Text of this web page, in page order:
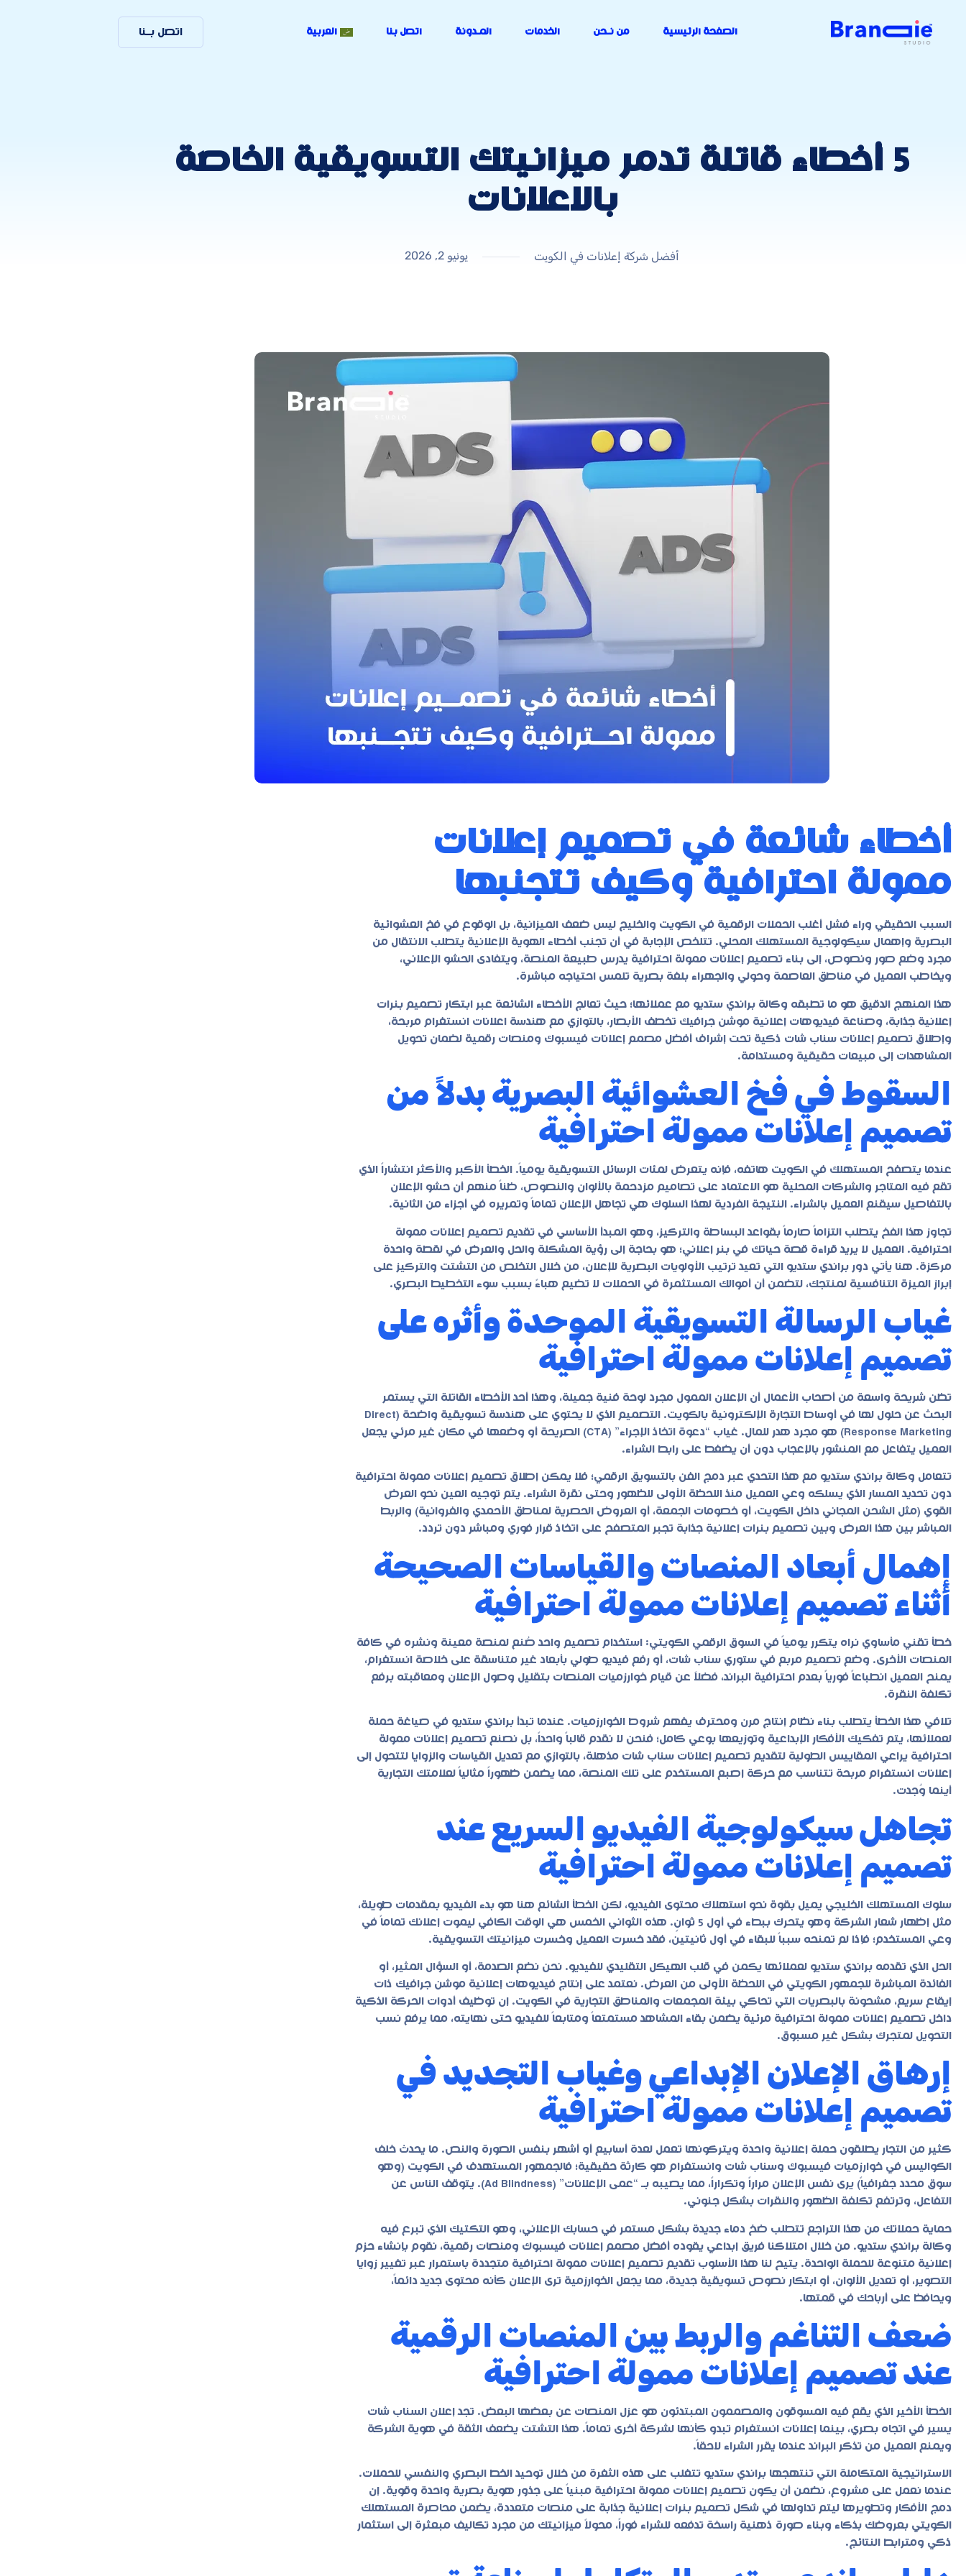
الصفحة الرئيسية من نـحن الخدمات المـدونة اتصل بنا العربية اتصل بـنا
5 أخطاء قاتلة تدمر ميزانيتك التسويقية الخاصة
بالاعلانات
أفضل شركة إعلانات في الكويت يونيو 2, 2026
أخطاء شائعة في تصميم إعلانات
ممولة احترافية وكيف تتجنبها
السبب الحقيقي وراء فشل أغلب الحملات الرقمية في الكويت والخليج ليس ضعف الميزانية، بل الوقوع في فخ العشوائية
البصرية وإهمال سيكولوجية المستهلك المحلي. تتلخص الإجابة في أن تجنب أخطاء الهوية الإعلانية يتطلب الانتقال من
مجرد وضع صور ونصوص، إلى بناء تصميم إعلانات ممولة احترافية يدرس طبيعة المنصة، ويتفادى الحشو الإعلاني،
ويخاطب العميل في مناطق العاصمة وحولي والجهراء بلغة بصرية تلمس احتياجه مباشرة.
هذا المنهج الدقيق هو ما تطبقه وكالة براندي ستديو مع عملائها؛ حيث تعالج الأخطاء الشائعة عبر ابتكار تصميم بنرات
إعلانية جذابة، وصناعة فيديوهات إعلانية موشن جرافيك تخطف الأبصار، بالتوازي مع هندسة اعلانات انستغرام مربحة،
وإطلاق تصميم إعلانات سناب شات ذكية تحت إشراف أفضل مصمم إعلانات فيسبوك ومنصات رقمية لضمان تحويل
المشاهدات إلى مبيعات حقيقية ومستدامة.
السقوط في فخ العشوائية البصرية بدلاً من
تصميم إعلانات ممولة احترافية
عندما يتصفح المستهلك في الكويت هاتفه، فإنه يتعرض لمئات الرسائل التسويقية يومياً. الخطأ الأكبر والأكثر انتشاراً الذي
تقع فيه المتاجر والشركات المحلية هو الاعتماد على تصاميم مزدحمة بالألوان والنصوص، ظناً منهم أن حشو الإعلان
بالتفاصيل سيقنع العميل بالشراء. النتيجة الفردية لهذا السلوك هي تجاهل الإعلان تماماً وتمريره في أجزاء من الثانية.
تجاوز هذا الفخ يتطلب التزاماً صارماً بقواعد البساطة والتركيز، وهو المبدأ الأساسي في تقديم تصميم إعلانات ممولة
احترافية. العميل لا يريد قراءة قصة حياتك في بنر إعلاني؛ هو بحاجة إلى رؤية المشكلة والحل والعرض في لقطة واحدة
مركزة. هنا يأتي دور براندي ستديو التي تعيد ترتيب الأولويات البصرية للإعلان، من خلال التخلص من التشتت والتركيز على
إبراز الميزة التنافسية لمنتجك، لتضمن أن أموالك المستثمرة في الحملات لا تضيع هباءً بسبب سوء التخطيط البصري.
غياب الرسالة التسويقية الموحدة وأثره على
تصميم إعلانات ممولة احترافية
تظن شريحة واسعة من أصحاب الأعمال أن الإعلان الممول مجرد لوحة فنية جميلة، وهذا أحد الأخطاء القاتلة التي يستمر
البحث عن حلول لها في أوساط التجارة الإلكترونية بالكويت. التصميم الذي لا يحتوي على هندسة تسويقية واضحة (Direct
Response Marketing) هو مجرد هدر للمال. غياب “دعوة اتخاذ الإجراء” (CTA) الصريحة أو وضعها في مكان غير مرئي يجعل
العميل يتفاعل مع المنشور بالإعجاب دون أن يضغط على رابط الشراء.
تتعامل وكالة براندي ستديو مع هذا التحدي عبر دمج الفن بالتسويق الرقمي؛ فلا يمكن إطلاق تصميم إعلانات ممولة احترافية
دون تحديد المسار الذي يسلكه وعي العميل منذ اللحظة الأولى للظهور وحتى نقرة الشراء. يتم توجيه العين نحو العرض
القوي (مثل الشحن المجاني داخل الكويت، أو خصومات الجمعة، أو العروض الحصرية لمناطق الأحمدي والفروانية) والربط
المباشر بين هذا العرض وبين تصميم بنرات إعلانية جذابة تجبر المتصفح على اتخاذ قرار فوري ومباشر دون تردد.
إهمال أبعاد المنصات والقياسات الصحيحة
أثناء تصميم إعلانات ممولة احترافية
خطأ تقني مأساوي نراه يتكرر يومياً في السوق الرقمي الكويتي: استخدام تصميم واحد صُنع لمنصة معينة ونشره في كافة
المنصات الأخرى. وضع تصميم مربع في ستوري سناب شات، أو رفع فيديو طولي بأبعاد غير متناسقة على خلاصة انستغرام،
يمنح العميل انطباعاً فورياً بعدم احترافية البراند، فضلاً عن قيام خوارزميات المنصات بتقليل وصول الإعلان ومعاقبته برفع
تكلفة النقرة.
تلافي هذا الخطأ يتطلب بناء نظام إنتاج مرن ومحترف يفهم شروط الخوارزميات. عندما تبدأ براندي ستديو في صياغة حملة
لعملائها، يتم تفكيك الأفكار الإبداعية وتوزيعها بوعي كامل؛ فنحن لا نقدم قالباً واحداً، بل نصنع تصميم إعلانات ممولة
احترافية يراعي المقاييس الطولية لتقديم تصميم إعلانات سناب شات مذهلة، بالتوازي مع تعديل القياسات والزوايا لتتحول إلى
إعلانات انستغرام مربحة تتناسب مع حركة إصبع المستخدم على تلك المنصة، مما يضمن ظهوراً مثالياً لعلامتك التجارية
أينما وُجدت.
تجاهل سيكولوجية الفيديو السريع عند
تصميم إعلانات ممولة احترافية
سلوك المستهلك الخليجي يميل بقوة نحو استهلاك محتوى الفيديو، لكن الخطأ الشائع هنا هو بدء الفيديو بمقدمات طويلة،
مثل إظهار شعار الشركة وهو يتحرك ببطء في أول 5 ثوانٍ. هذه الثواني الخمس هي الوقت الكافي ليموت إعلانك تماماً في
وعي المستخدم؛ فإذا لم تمنحه سبباً للبقاء في أول ثانيتين، فقد خسرت العميل وخسرت ميزانيتك التسويقية.
الحل الذي تقدمه براندي ستديو لعملائها يكمن في قلب الهيكل التقليدي للفيديو. نحن نضع الصدمة، أو السؤال المثير، أو
الفائدة المباشرة للجمهور الكويتي في اللحظة الأولى من العرض. نعتمد على إنتاج فيديوهات إعلانية موشن جرافيك ذات
إيقاع سريع، مشحونة بالبصريات التي تحاكي بيئة المجمعات والمناطق التجارية في الكويت. إن توظيف أدوات الحركة الذكية
داخل تصميم
إعلانات ممولة احترافية مرئية يضمن بقاء المشاهد مستمتعاً ومتابعاً للفيديو حتى نهايته، مما يرفع نسب
التحويل لمتجرك بشكل غير مسبوق.
إرهاق الإعلان الإبداعي وغياب التجديد في
تصميم إعلانات ممولة احترافية
كثير من التجار يطلقون حملة إعلانية واحدة ويتركونها تعمل لعدة أسابيع أو أشهر بنفس الصورة والنص. ما يحدث خلف
الكواليس في خوارزميات فيسبوك وسناب شات وانستغرام هو كارثة حقيقية؛ فالجمهور المستهدف في الكويت (وهو
سوق محدد جغرافياً) يرى نفس الإعلان مراراً وتكراراً، مما يصيبه بـ “عمى الإعلانات” (Ad Blindness). يتوقف الناس عن
التفاعل، وترتفع تكلفة الظهور والنقرات بشكل جنوني.
حماية حملاتك من هذا التراجع تتطلب ضخ دماء جديدة بشكل مستمر في حسابك الإعلاني، وهو التكتيك الذي تبرع فيه
وكالة براندي ستديو. من خلال امتلاكنا فريق إبداعي يقوده أفضل مصمم إعلانات فيسبوك ومنصات رقمية، نقوم بإنشاء حزم
إعلانية متنوعة للحملة الواحدة. يتيح لنا هذا الأسلوب تقديم تصميم إعلانات ممولة احترافية متجددة باستمرار عبر تغيير زوايا
التصوير، أو تعديل الألوان، أو ابتكار نصوص تسويقية جديدة، مما يجعل الخوارزمية ترى الإعلان كأنه محتوى جديد دائماً،
ويحافظ على أرباحك في قمتها.
ضعف التناغم والربط بين المنصات الرقمية
عند تصميم إعلانات ممولة احترافية
الخطأ الأخير الذي يقع فيه المسوقون والمصممون المبتدئون هو عزل المنصات عن بعضها البعض. تجد إعلان السناب شات
يسير في اتجاه بصري، بينما إعلانات انستغرام تبدو كأنها لشركة أخرى تماماً. هذا التشتت يضعف الثقة في هوية الشركة
ويمنع العميل من تذكر البراند عندما يقرر الشراء لاحقاً.
الاستراتيجية المتكاملة التي تنتهجها براندي ستديو تتغلب على هذه الثغرة من خلال توحيد الخط البصري والنفسي للحملات.
عندما نعمل على مشروع، نضمن أن يكون تصميم إعلانات ممولة احترافية مبنياً على جذور هوية بصرية واحدة وقوية. إن
دمج الأفكار وتطويرها ليتم تداولها في شكل تصميم بنرات إعلانية جذابة على منصات متعددة، يضمن محاصرة المستهلك
الكويتي بعروضك بذكاء وبناء صورة ذهنية راسخة تدفعه للشراء فوراً، محولاً ميزانيتك من مجرد تكاليف مبعثرة إلى استثمار
ذكي ومترابط النتائج.